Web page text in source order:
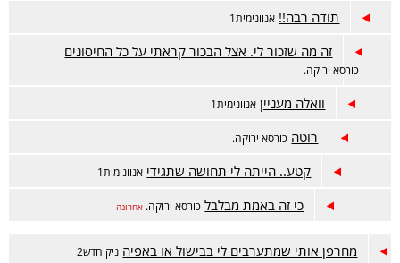
תודה רבה!! אנוונימית1
זה מה שזכור לי. אצל הבכור קראתי על כל החיסונים
כורסא ירוקה.
וואלה מעניין אנוונימית1
רוטה כורסא ירוקה.
קטע.. הייתה לי תחושה שתגידי אנוונימית1
כי זה באמת מבלבל כורסא ירוקה. אחרונה
מחרפן אותי שמתערבים לי בבישול או באפיה ניק חדש2